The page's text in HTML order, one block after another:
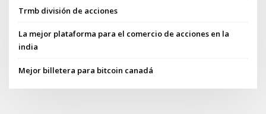
Trmb división de acciones
La mejor plataforma para el comercio de acciones en la
india
Mejor billetera para bitcoin canadá